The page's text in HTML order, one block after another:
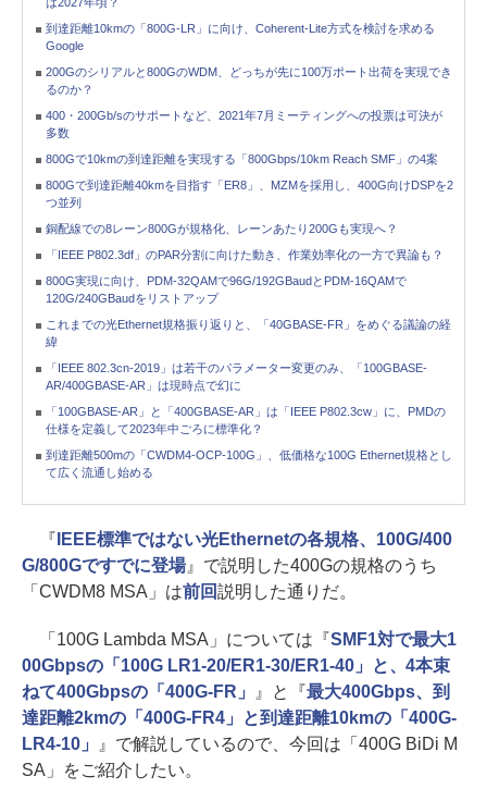
到達距離10kmの「800G-LR」に向け、Coherent-Lite方式を検討を求める
Google
200Gのシリアルと800GのWDM、どっちが先に100万ポート出荷を実現でき
るのか？
400・200Gb/sのサポートなど、2021年7月ミーティングへの投票は可決が
多数
800Gで10kmの到達距離を実現する「800Gbps/10km Reach SMF」の4案
800Gで到達距離40kmを目指す「ER8」、MZMを採用し、400G向けDSPを2
つ並列
銅配線での8レーン800Gが規格化、レーンあたり200Gも実現へ？
「IEEE P802.3df」のPAR分割に向けた動き、作業効率化の一方で異論も？
800G実現に向け、PDM-32QAMで96G/192GBaudとPDM-16QAMで
120G/240GBaudをリストアップ
これまでの光Ethernet規格振り返りと、「40GBASE-FR」をめぐる議論の経
緯
「IEEE 802.3cn-2019」は若干のパラメーター変更のみ、「100GBASE-
AR/400GBASE-AR」は現時点で幻に
「100GBASE-AR」と「400GBASE-AR」は「IEEE P802.3cw」に、PMDの
仕様を定義して2023年中ごろに標準化？
到達距離500mの「CWDM4-OCP-100G」、低価格な100G Ethernet規格とし
て広く流通し始める
『 IEEE標準ではない光Ethernetの各規格、100G/400
G/800Gですでに登場』で説明した400Gの規格のうち
「CWDM8 MSA」は前回説明した通りだ。
「100G Lambda MSA」については『SMF1対で最大1
00Gbpsの「100G LR1-20/ER1-30/ER1-40」と、4本束
ねて400Gbpsの「400G-FR」
』と『最大400Gbps、到
達距離2kmの「400G-FR4」と到達距離10kmの「400G-
LR4-10」
』で解説しているので、今回は「400G BiDi M
SA」をご紹介したい。